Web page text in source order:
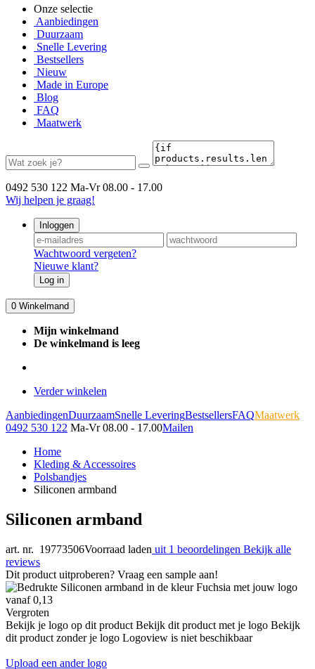
Onze selectie
Aanbiedingen
Duurzaam
Snelle Levering
Bestsellers
Nieuw
Made in Europe
Blog
FAQ
Maatwerk
0492 530 122 Ma-Vr 08.00 - 17.00
Wij helpen je graag!
Inloggen
Wachtwoord vergeten?
Nieuwe klant?
Log in
0 Winkelmand
Mijn winkelmand
De winkelmand is leeg
Verder winkelen
AanbiedingenDuurzaamSnelle LeveringBestsellersFAQMaatwerk
0492 530 122 Ma-Vr 08.00 - 17.00Mailen
Home
Kleding & Accessoires
Polsbandjes
Siliconen armband
Siliconen armband
art. nr. 19773506Voorraad laden uit 1 beoordelingen Bekijk alle
reviews
Dit product uitproberen? Vraag een sample aan!
Vergroten
Bekijk je logo op dit product Bekijk dit product met je logo Bekijk
dit product zonder je logo Logoview is niet beschikbaar
Upload een ander logo